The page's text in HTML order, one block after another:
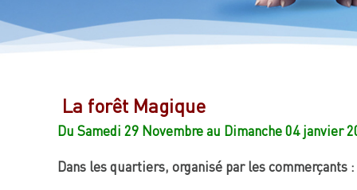
La forêt Magique
Du Samedi 29 Novembre au Dimanche 04 janvier
Dans les quartiers, organisé par les commerçants :